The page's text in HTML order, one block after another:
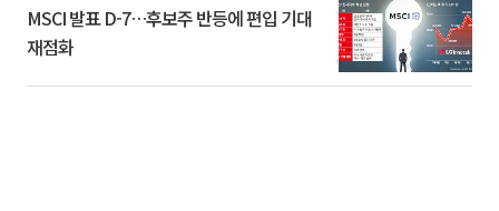
MSCI 발표 D-7…후보주 반등에 편입 기대
재점화